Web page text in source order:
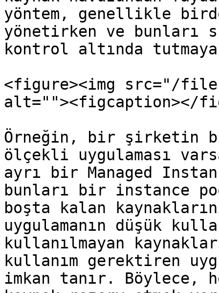
yöntem, genellikle
yönetirken ve bunları
kontrol altında
<figure><img src="/files/
alt=""><figcaption></
Örneğin, bir şirketin
ölçekli uygulaması
ayrı bir Managed
bunları bir instance
boşta kalan
uygulamanın düşük
kullanılmayan
kullanım gerektiren
imkan tanır. Böylece,